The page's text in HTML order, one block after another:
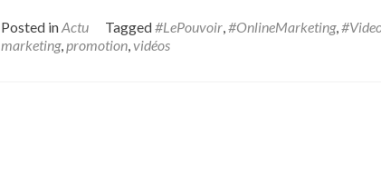
Posted inActu Tagged#LePouvoir,#OnlineMarketing,
marketing,promotion,vidéos